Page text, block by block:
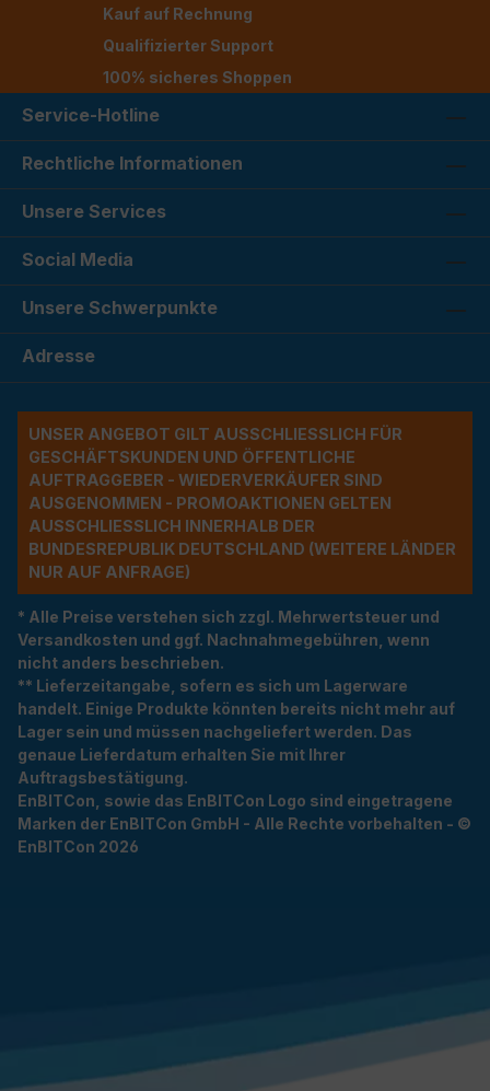
Kauf auf Rechnung
Qualifizierter Support
100% sicheres Shoppen
Service-Hotline
Rechtliche Informationen
Unsere Services
Social Media
Unsere Schwerpunkte
Adresse
UNSER ANGEBOT GILT AUSSCHLIESSLICH FÜR G
ESCHÄFTSKUNDEN UND ÖFFENTLICHE A
UFTRAGGEBER - WIEDERVERKÄUFER SIND A
USGENOMMEN - PROMOAKTIONEN GELTEN A
USSCHLIESSLICH INNERHALB DER BU
NDESREPUBLIK DEUTSCHLAND (WEITERE LÄNDER NU
R AUF ANFRAGE)
* Alle Preise verstehen sich zzgl. Mehrwertsteuer und
Versandkosten und ggf. Nachnahmegebühren, wenn
nicht anders beschrieben.
** Lieferzeitangabe, sofern es sich um Lagerware
handelt. Einige Produkte könnten bereits nicht mehr auf
Lager sein und müssen nachgeliefert werden. Das
genaue Lieferdatum erhalten Sie mit Ihrer
Auftragsbestätigung.
EnBITCon, sowie das EnBITCon Logo sind eingetragene
Marken der EnBITCon GmbH - Alle Rechte vorbehalten - ©
EnBITCon 2026